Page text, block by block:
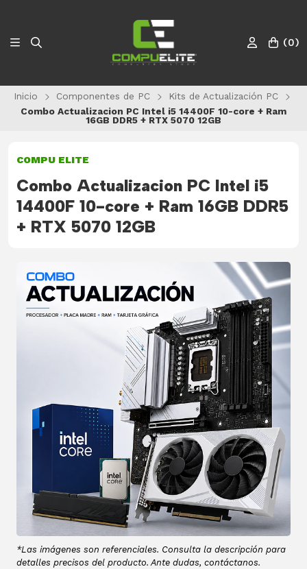
(0)
Inicio Componentes de PC
Kits de Actualización PC
Combo Actualizacion PC Intel i5 14400F 10-core + Ram
16GB DDR5 + RTX 5070 12GB
COMPU ELITE
Combo Actualizacion PC Intel i5
14400F 10-core + Ram 16GB DDR5
+ RTX 5070 12GB
*Las imágenes son referenciales. Consulta la descripción para
detalles precisos del producto. Ante dudas, contáctanos.